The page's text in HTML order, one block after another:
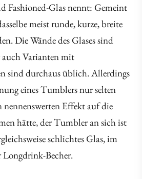
Fashioned-Glas nennt: Gemeint
meist runde, kurze, breite
Die Wände des Glases sind
auch Varianten mit
sind durchaus üblich. Allerdings
eines Tumblers nur selten
nennenswerten Effekt auf die
hätte, der Tumbler an sich ist
schlichtes Glas, im
Becher.